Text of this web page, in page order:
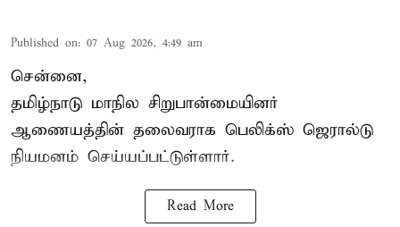
Published on: 07 Aug 2026, 4:49 am
சென்னை,
தமிழ்நாடு மாநில சிறுபான்மையினர்
ஆணையத்தின் தலைவராக பெலிக்ஸ் ஜெரால்டு
நியமனம் செய்யப்பட்டுள்ளார்.
Read More